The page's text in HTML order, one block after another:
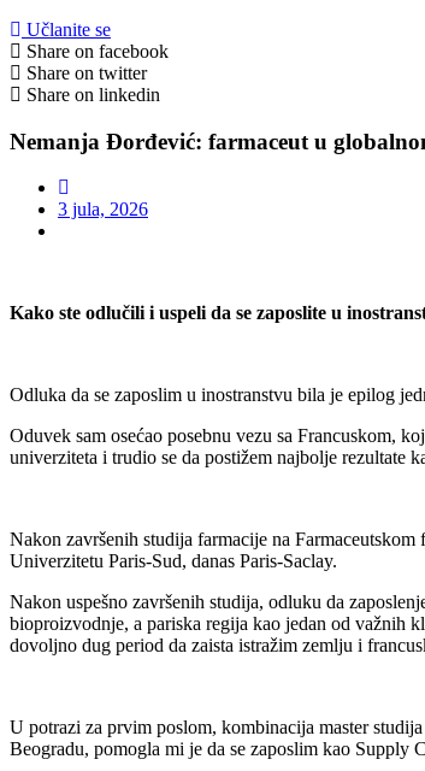
Učlanite se
Share on facebook
Share on twitter
Share on linkedin
Nemanja Đorđević: farmaceut u
3 jula, 2026
Kako ste odlučili i uspeli da se zaposlite u
Odluka da se zaposlim u inostranstvu bila je epilog
Oduvek sam osećao posebnu vezu sa Francuskom,
univerziteta i trudio se da postižem najbolje rezultate
Nakon završenih studija farmacije na
Univerzitetu Paris-Sud, danas Paris-Saclay.
Nakon uspešno završenih studija, odluku da
bioproizvodnje, a pariska regija kao jedan od važnih
dovoljno dug period da zaista istražim zemlju i
U potrazi za prvim poslom, kombinacija master
Beogradu, pomogla mi je da se zaposlim kao